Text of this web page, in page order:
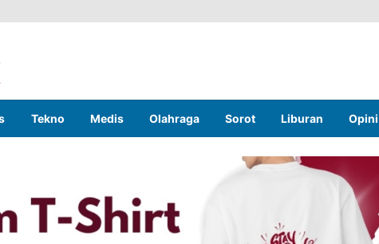
Tekno Medis Olahraga Sorot Liburan Opini